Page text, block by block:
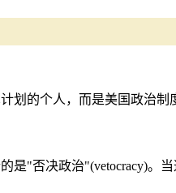
划的个人，而是美国政治制
是"否决政治"(vetocracy)。